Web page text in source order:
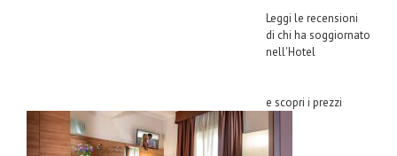
Leggi le recensioni
di chi ha soggiornato
nell'Hotel
e scopri i prezzi